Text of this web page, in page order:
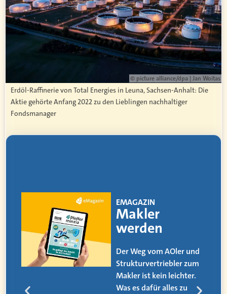
© picture alliance/dpa | Jan Woitas
Erdöl-Raffinerie von Total Energies in Leuna, Sachsen-Anhalt: Die
Aktie gehörte Anfang 2022 zu den Lieblingen nachhaltiger
Fondsmanager
EMAGAZIN
Makler
werden
Der Weg vom AOler und
Strukturvertriebler zum
Makler ist kein leichter.
Was es dafür alles zu